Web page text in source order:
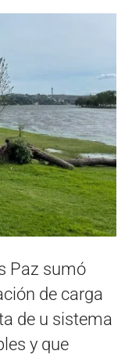
Paz sumó
de carga
de u sistema
y que